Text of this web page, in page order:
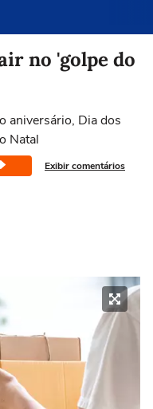
no 'golpe do
aniversário, Dia dos
Natal
Exibir comentários